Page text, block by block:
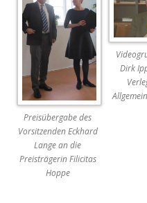
Preisübergabe des
Vorsitzenden Eckhard
Lange an die
Preisträgerin Filicitas
Hoppe
Dirk